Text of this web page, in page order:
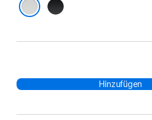
Schwarz
Hinzufügen